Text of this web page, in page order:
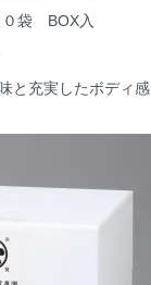
袋 BOX入
と充実したボディ感